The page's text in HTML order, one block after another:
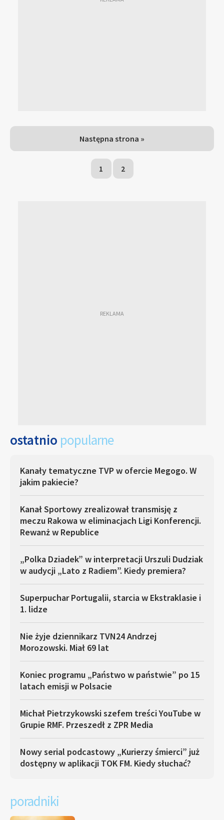
Następna strona »
1 2
ostatnio popularne
Kanały tematyczne TVP w ofercie Megogo. W
jakim pakiecie?
Kanał Sportowy zrealizował transmisję z
meczu Rakowa w eliminacjach Ligi Konferencji.
Rewanż w Republice
„Polka Dziadek” w interpretacji Urszuli Dudziak
w audycji „Lato z Radiem”. Kiedy premiera?
Superpuchar Portugalii, starcia w Ekstraklasie i
1. lidze
Nie żyje dziennikarz TVN24 Andrzej
Morozowski. Miał 69 lat
Koniec programu „Państwo w państwie” po 15
latach emisji w Polsacie
Michał Pietrzykowski szefem treści YouTube w
Grupie RMF. Przeszedł z ZPR Media
Nowy serial podcastowy „Kurierzy śmierci” już
dostępny w aplikacji TOK FM. Kiedy słuchać?
poradniki